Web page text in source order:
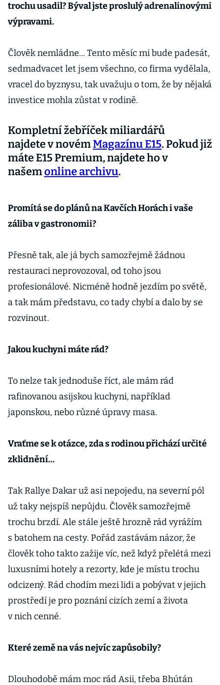
trochu usadil? Býval jste proslulý adrenalinovými
výpravami.
Člověk nemládne… Tento měsíc mi bude padesát,
sedmadvacet let jsem všechno, co firma vydělala,
vracel do byznysu, tak uvažuju o tom, že by nějaká
investice mohla zůstat v rodině.
Kompletní žebříček miliardářů
najdete v novémMagazínu E15. Pokud již
máte E15 Premium, najdete ho v
našemonline archivu.
Promítá se do plánů na Kavčích Horách i vaše
záliba v gastronomii?
Přesně tak, ale já bych samozřejmě žádnou
restauraci neprovozoval, od toho jsou
profesionálové. Nicméně hodně jezdím po světě,
a tak mám představu, co tady chybí a dalo by se
rozvinout.
Jakou kuchyni máte rád?
To nelze tak jednoduše říct, ale mám rád
rafinovanou asijskou kuchyni, například
japonskou, nebo různé úpravy masa.
Vraťme se k otázce, zda s rodinou přichází určité
zklidnění…
Tak Rallye Dakar už asi nepojedu, na severní pól
už taky nejspíš nepůjdu. Člověk samozřejmě
trochu brzdí. Ale stále ještě hrozně rád vyrážím
s batohem na cesty. Pořád zastávám názor, že
člověk toho takto zažije víc, než když přelétá mezi
luxusními hotely a rezorty, kde je místu trochu
odcizený. Rád chodím mezi lidi a pobývat v jejich
prostředí je pro poznání cizích zemí a života
v nich cenné.
Které země na vás nejvíc zapůsobily?
Dlouhodobě mám moc rád Asii, třeba Bhútán